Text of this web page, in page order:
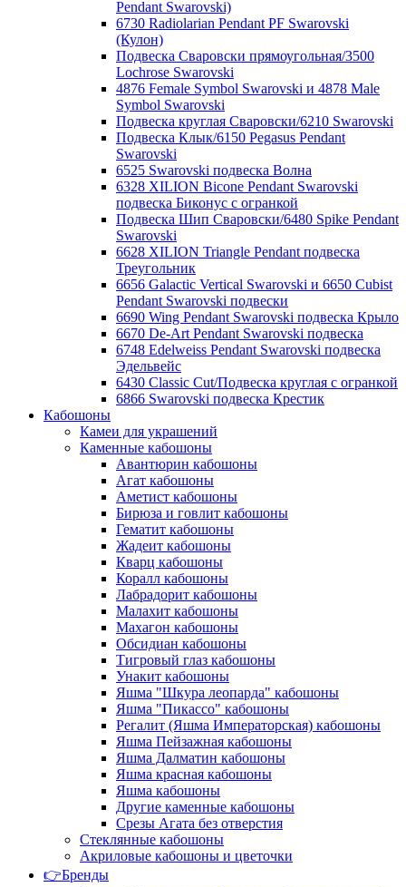
Pendant Swarovski)
6730 Radiolarian Pendant PF Swarovski
(Кулон)
Подвеска Сваровски прямоугольная/3500
Lochrose Swarovski
4876 Female Symbol Swarovski и 4878 Male
Symbol Swarovski
Подвеска круглая Сваровски/6210 Swarovski
Подвеска Клык/6150 Pegasus Pendant
Swarovski
6525 Swarovski подвеска Волна
6328 XILION Bicone Pendant Swarovski
подвеска Биконус c огранкой
Подвеска Шип Сваровски/6480 Spike Pendant
Swarovski
6628 XILION Triangle Pendant подвеска
Треугольник
6656 Galactic Vertical Swarovski и 6650 Cubist
Pendant Swarovski подвески
6690 Wing Pendant Swarovski подвеска Крыло
6670 De-Art Pendant Swarovski подвеска
6748 Edelweiss Pendant Swarovski подвеска
Эдельвейс
6430 Classic Cut/Подвеска круглая с огранкой
6866 Swarovski подвеска Крестик
Кабошоны
Камеи для украшений
Каменные кабошоны
Авантюрин кабошоны
Агат кабошоны
Аметист кабошоны
Бирюза и говлит кабошоны
Гематит кабошоны
Жадеит кабошоны
Кварц кабошоны
Коралл кабошоны
Лабрадорит кабошоны
Малахит кабошоны
Махагон кабошоны
Обсидиан кабошоны
Тигровый глаз кабошоны
Унакит кабошоны
Яшма "Шкура леопарда" кабошоны
Яшма "Пикассо" кабошоны
Регалит (Яшма Императорская) кабошоны
Яшма Пейзажная кабошоны
Яшма Далматин кабошоны
Яшма красная кабошоны
Яшма кабошоны
Другие каменные кабошоны
Срезы Агата без отверстия
Стеклянные кабошоны
Акриловые кабошоны и цветочки
👉Бренды